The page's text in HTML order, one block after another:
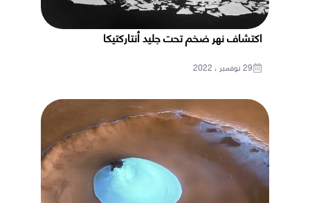
اكتشاف نهر ضخم تحت جليد أنتاركتيكا
29 نوفمبر ، 2022